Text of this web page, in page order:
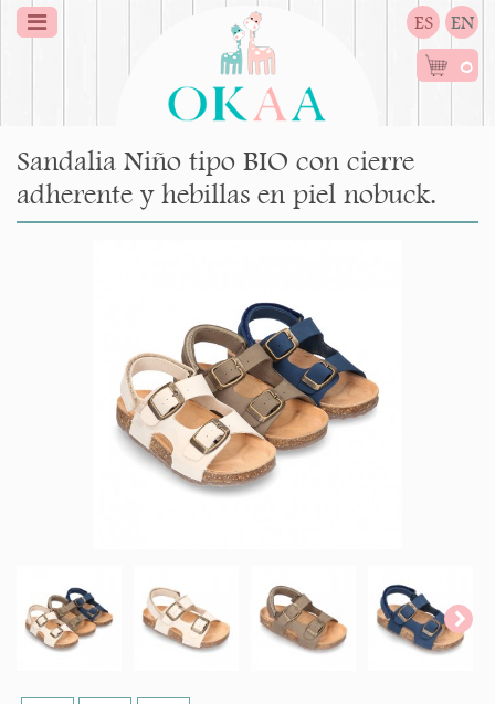
ES EN
0
Sandalia Niño tipo BIO con cierre
adherente y hebillas en piel nobuck.